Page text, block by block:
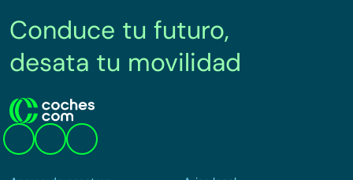
Conduce tu futuro,
desata tu movilidad